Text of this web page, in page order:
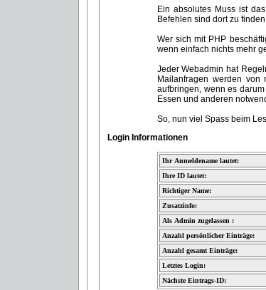
Ein absolutes Muss ist das
Befehlen sind dort zu finden.
Wer sich mit PHP
wenn einfach nichts mehr
Jeder Webadmin hat
Mailanfragen werden
aufbringen, wenn es
Essen und anderen
So, nun viel Spass beim
Login Informationen
Ihr Anmeldename lautet:
Ihre ID lautet:
Richtiger Name:
Zusatzinfo:
Als Admin zugelassen :
Anzahl persönlicher Einträge:
Anzahl gesamt Einträge:
Letztes Login:
Nächste Eintrags-ID: